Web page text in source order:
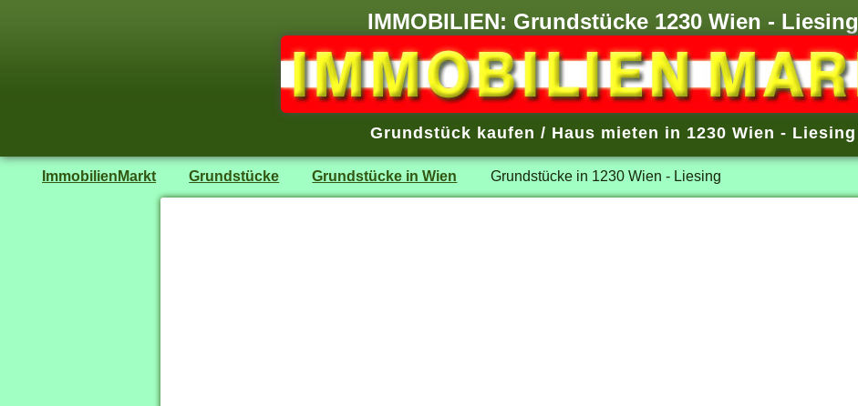
IMMOBILIEN: Grundstücke 1230 Wien - Liesing
Grundstück kaufen / Haus mieten in 1230 Wien - Liesing
ImmobilienMarkt Grundstücke Grundstücke in Wien Grundstücke in 1230 Wien - Liesing